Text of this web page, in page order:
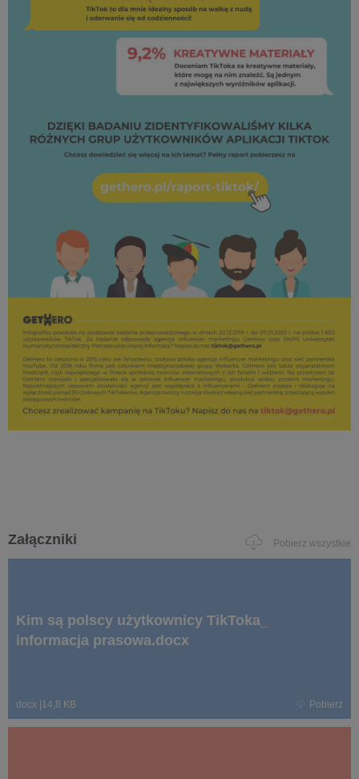
Załączniki Pobierz wszystkie
Kim są polscy użytkownicy TikToka_
informacja prasowa.docx
docx 14,8 KB Pobierz